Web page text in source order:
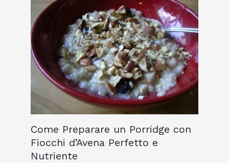
Come Preparare un Porridge con
Fiocchi d’Avena Perfetto e
Nutriente